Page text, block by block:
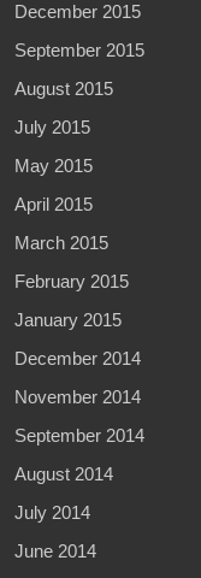
December 2015
September 2015
August 2015
July 2015
May 2015
April 2015
March 2015
February 2015
January 2015
December 2014
November 2014
September 2014
August 2014
July 2014
June 2014